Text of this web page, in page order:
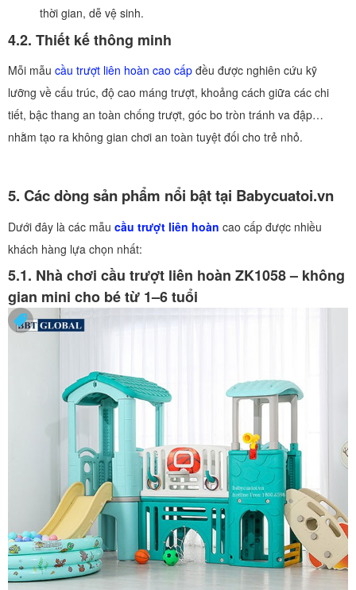
thời gian, dễ vệ sinh.
4.2. Thiết kế thông minh
Mỗi mẫu cầu trượt liên hoàn cao cấp đều được nghiên cứu kỹ
lưỡng về cấu trúc, độ cao máng trượt, khoảng cách giữa các chi
tiết, bậc thang an toàn chống trượt, góc bo tròn tránh va đập…
nhằm tạo ra không gian chơi an toàn tuyệt đối cho trẻ nhỏ.
5. Các dòng sản phẩm nổi bật tại Babycuatoi.vn
Dưới đây là các mẫu cầu trượt liên hoàn cao cấp được nhiều
khách hàng lựa chọn nhất:
5.1. Nhà chơi cầu trượt liên hoàn ZK1058 – không
gian mini cho bé từ 1–6 tuổi